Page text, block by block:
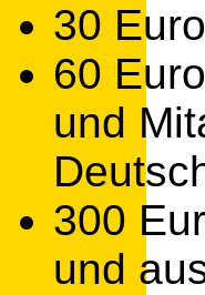
30
60
und
300
und